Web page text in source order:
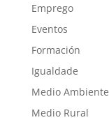
Emprego
Eventos
Formación
Igualdade
Medio Ambiente
Medio Rural